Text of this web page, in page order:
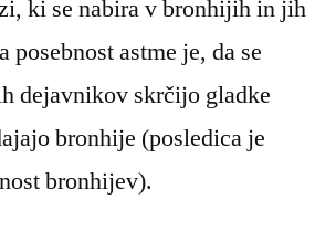
ki se nabira v bronhijih in jih
posebnost astme je, da se
dejavnikov skrčijo gladke
bronhije (posledica je
bronhijev).